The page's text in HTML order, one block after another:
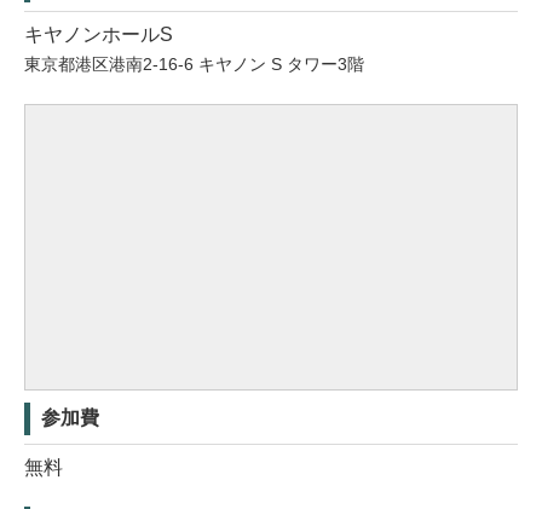
キヤノンホールS
東京都港区港南2-16-6 キヤノン S タワー3階
参加費
無料